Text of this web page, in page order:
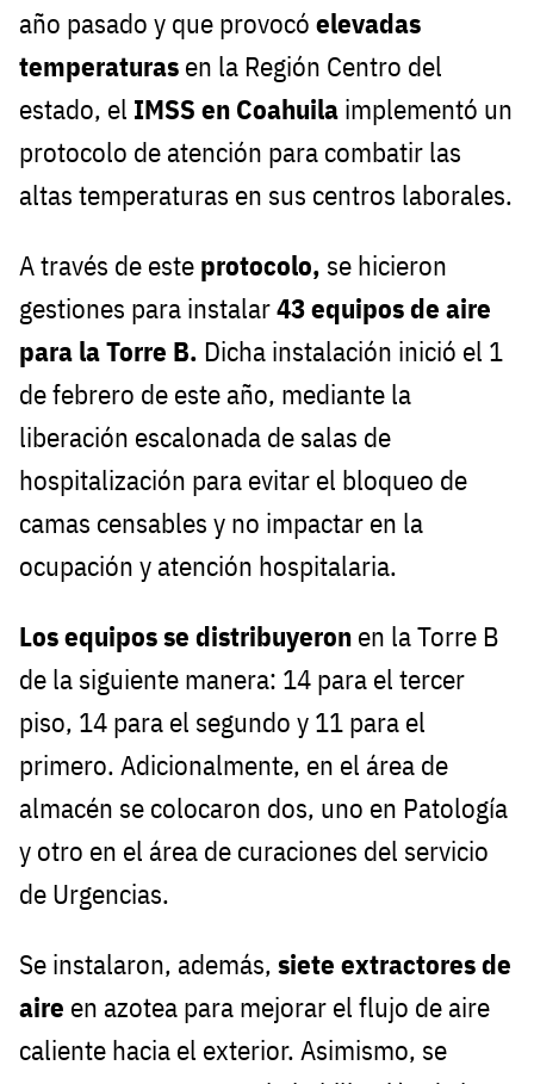
año pasado y que provocó elevadas
temperaturas en la Región Centro del
estado, el IMSS en Coahuila implementó un
protocolo de atención para combatir las
altas temperaturas en sus centros laborales.
A través de este protocolo, se hicieron
gestiones para instalar43 equipos de aire
para la Torre B. Dicha instalación inició el 1
de febrero de este año, mediante la
liberación escalonada de salas de
hospitalización para evitar el bloqueo de
camas censables y no impactar en la
ocupación y atención hospitalaria.
Los equipos se distribuyeron en la Torre B
de la siguiente manera: 14 para el tercer
piso, 14 para el segundo y 11 para el
primero. Adicionalmente, en el área de
almacén se colocaron dos, uno en Patología
y otro en el área de curaciones del servicio
de Urgencias.
Se instalaron, además, siete extractores de
aire en azotea para mejorar el flujo de aire
caliente hacia el exterior. Asimismo, se